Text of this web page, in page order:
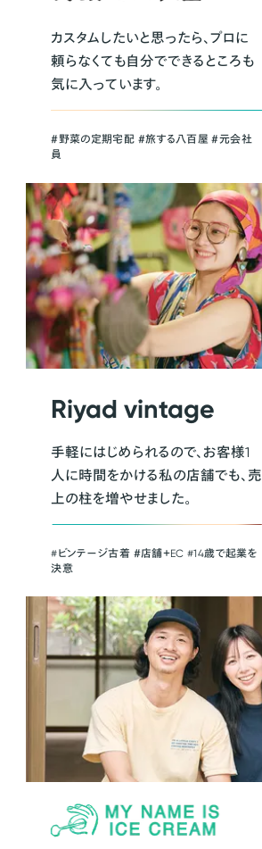
カスタムしたいと思ったら、プロに
頼らなくても自分でできるところも
気に入っています。
＃野菜の定期宅配 ＃旅する八百屋 ＃元会社
員
Riyad vintage
手軽にはじめられるので、お客様1
人に時間をかける私の店舗でも、売
上の柱を増やせました。
#ビンテージ古着 ＃店舗＋EC #14歳で起業を
決意